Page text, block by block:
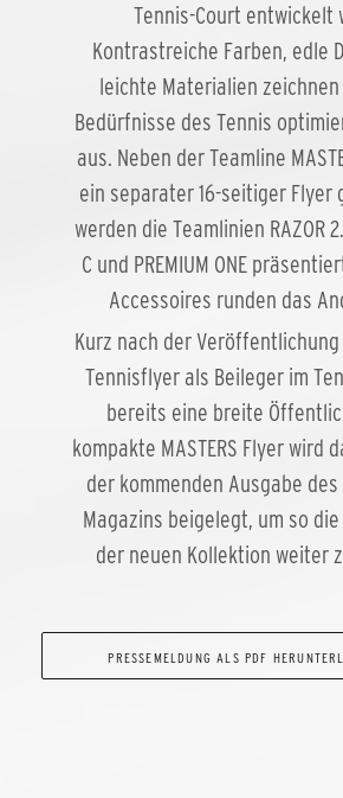
Tennis-Court entwickelt
Kontrastreiche Farben, edle
leichte Materialien
Bedürfnisse des Tennis
aus. Neben der Teamline
ein separater 16-seitiger Flyer
werden die Teamlinien RAZOR
C und PREMIUM ONE
Accessoires runden das
Kurz nach der
Tennisflyer als Beileger im
bereits eine breite
kompakte MASTERS Flyer wird
der kommenden Ausgabe
Magazins beigelegt, um so
der neuen Kollektion weiter
PRESSEMELDUNG ALS PDF